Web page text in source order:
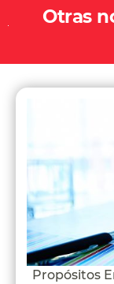
Otras
Propósitos